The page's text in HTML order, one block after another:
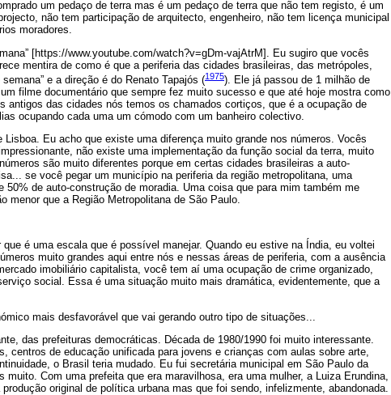
um pedaço de terra mas é um pedaço de terra que não tem registo, é um
não tem participação de arquitecto, engenheiro, não tem licença municipal
moradores.
[https://www.youtube.com/watch?v=gDm-vajAtrM]. Eu sugiro que vocês
mentira de como é que a periferia das cidades brasileiras, das metrópoles,
e a direção é do Renato Tapajós (1975). Ele já passou de 1 milhão de
filme documentário que sempre fez muito sucesso e que até hoje mostra como
antigos das cidades nós temos os chamados cortiços, que é a ocupação de
ocupando cada uma um cómodo com um banheiro colectivo.
Eu acho que existe uma diferença muito grande nos números. Vocês
não existe uma implementação da função social da terra, muito
são muito diferentes porque em certas cidades brasileiras a auto-
se você pegar um município na periferia da região metropolitana, uma
de auto-construção de moradia. Uma coisa que para mim também me
menor que a Região Metropolitana de São Paulo.
é uma escala que é possível manejar. Quando eu estive na Índia, eu voltei
muito grandes aqui entre nós e nessas áreas de periferia, com a ausência
imobiliário capitalista, você tem aí uma ocupação de crime organizado,
social. Essa é uma situação muito mais dramática, evidentemente, que a
mais desfavorável que vai gerando outro tipo de situações...
das prefeituras democráticas. Década de 1980/1990 foi muito interessante.
centros de educação unificada para jovens e crianças com aulas sobre arte,
o Brasil teria mudado. Eu fui secretária municipal em São Paulo da
Com uma prefeita que era maravilhosa, era uma mulher, a Luiza Erundina,
original de política urbana mas que foi sendo, infelizmente, abandonada.